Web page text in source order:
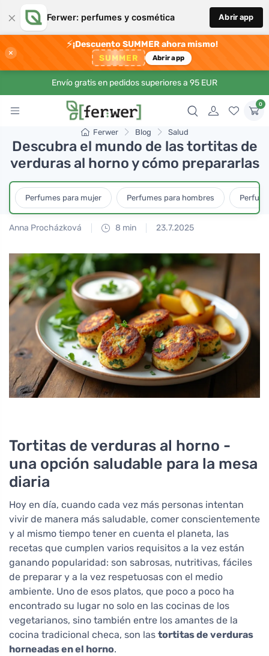
× Ferwer: perfumes y cosmética Abrir app
×
⚡¡Descuento SUMMER ahora mismo!
SUMMER Abrir app
Envío gratis en pedidos superiores a 95 EUR
0
Ferwer Blog Salud
Descubra el mundo de las tortitas de
verduras al horno y cómo prepararlas
Perfumes para mujer Perfumes para hombres
Anna Procházková 8 min 23.7.2025
Tortitas de verduras al horno -
una opción saludable para la mesa
diaria
Hoy en día, cuando cada vez más personas intentan
vivir de manera más saludable, comer conscientemente
y al mismo tiempo tener en cuenta el planeta, las
recetas que cumplen varios requisitos a la vez están
ganando popularidad: son sabrosas, nutritivas, fáciles
de preparar y a la vez respetuosas con el medio
ambiente. Uno de esos platos, que poco a poco ha
encontrado su lugar no solo en las cocinas de los
vegetarianos, sino también entre los amantes de la
cocina tradicional checa, son las tortitas de verduras
horneadas en el horno.